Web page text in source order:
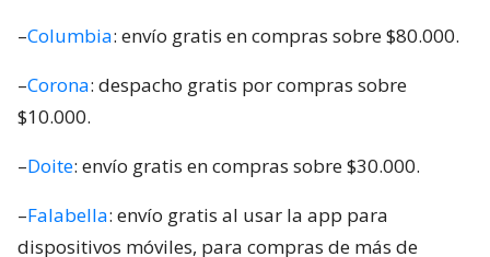
–Columbia: envío gratis en compras sobre $80.000.
–Corona: despacho gratis por compras sobre
$10.000.
–Doite: envío gratis en compras sobre $30.000.
–Falabella: envío gratis al usar la app para
dispositivos móviles, para compras de más de